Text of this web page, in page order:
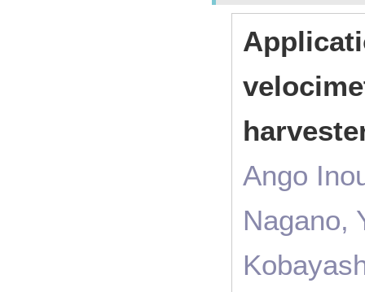
Ango
Nagano,